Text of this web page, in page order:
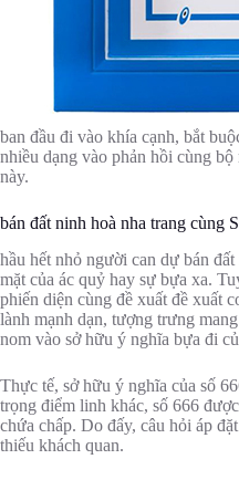
ban đầu đi vào khía cạnh, bắt
nhiều dạng vào phản hồi cùng
này.
bán đất ninh hoà nha trang cùng
hầu hết nhỏ người can dự bán
mặt của ác quỷ hay sự bựa xa.
phiến diện cùng đề xuất đề xuất
lành mạnh dạn, tượng trưng
nom vào sở hữu ý nghĩa bựa đi
Thực tế, sở hữu ý nghĩa của số
trọng điểm linh khác, số 666
chứa chấp. Do đấy, câu hỏi áp
thiếu khách quan.